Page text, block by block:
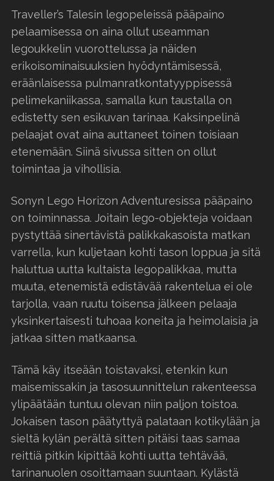
Traveller’s Talesin legopeleissä pääpaino
pelaamisessa on aina ollut useamman
legoukkelin vuorottelussa ja näiden
erikoisominaisuuksien hyödyntämisessä,
eräänlaisessa pulmanratkontatyyppisessä
pelimekaniikassa, samalla kun taustalla on
edistetty sen esikuvan tarinaa. Kaksinpelinä
pelaajat ovat aina auttaneet toinen toisiaan
etenemään. Siinä sivussa sitten on ollut
toimintaa ja vihollisia.
Sonyn Lego Horizon Adventuresissa pääpaino
on toiminnassa. Joitain lego-objekteja voidaan
pystyttää sinertävistä palikkakasoista matkan
varrella, kun kuljetaan kohti tason loppua ja sitä
haluttua uutta kultaista legopalikkaa, mutta
muuta, etenemistä edistävää rakentelua ei ole
tarjolla, vaan ruutu toisensa jälkeen pelaaja
yksinkertaisesti tuhoaa koneita ja heimolaisia ja
jatkaa sitten matkaansa.
Tämä käy itseään toistavaksi, etenkin kun
maisemissakin ja tasosuunnittelun rakenteessa
ylipäätään tuntuu olevan niin paljon toistoa.
Jokaisen tason päätyttyä palataan kotikylään ja
sieltä kylän perältä sitten pitäisi taas samaa
reittiä pitkin kipittää kohti uutta tehtävää,
tarinanuolen osoittamaan suuntaan. Kylästä